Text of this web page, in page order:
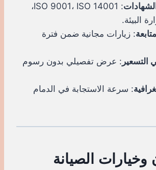
: ISO 9001، ISO 14001،
البيئة.
: زيارات مجانية ضمن فترة
التسعير : عرض تفصيلي بدون رسوم
: سرعة الاستجابة في الدمام
وخيارات الصيانة